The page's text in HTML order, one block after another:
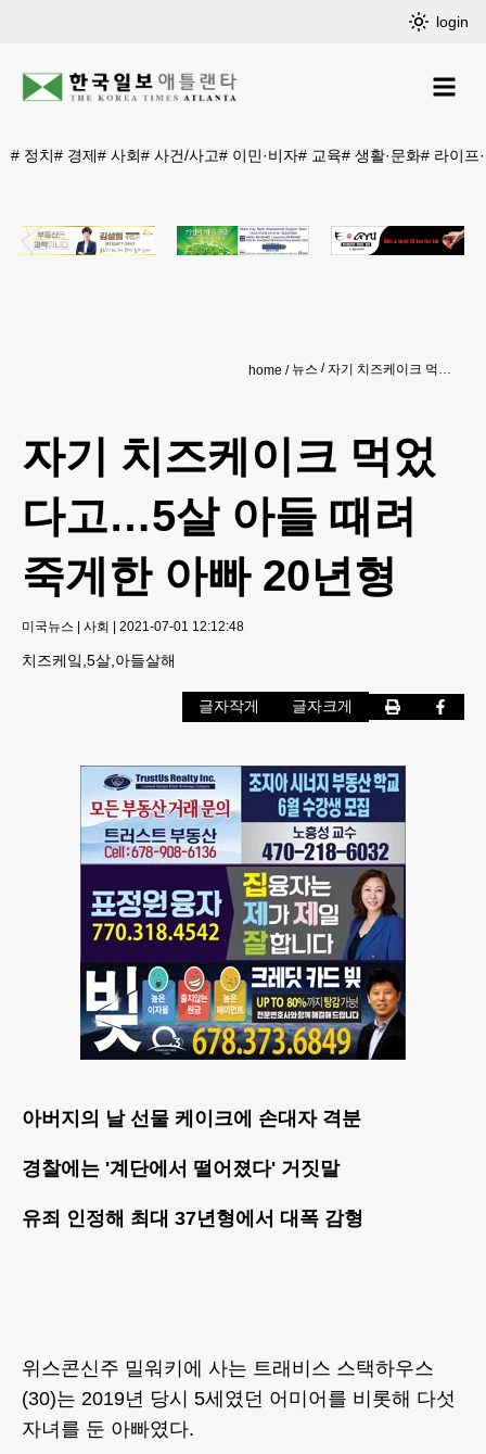
login
# 정치# 경제# 사회# 사건/사고# 이민·비자# 교육# 생활·문화# 라이프
home 뉴스 자기 치즈케이크 먹었다고…5살 아들 때려 죽게한 아빠 20년형
자기 치즈케이크 먹었
다고…5살 아들 때려
죽게한 아빠 20년형
미국뉴스 | 사회 | 2021-07-01 12:12:48
치즈케잌,5살,아들살해
글자작게 글자크게
아버지의 날 선물 케이크에 손대자 격분
경찰에는 '계단에서 떨어졌다' 거짓말
유죄 인정해 최대 37년형에서 대폭 감형
위스콘신주 밀워키에 사는 트래비스 스택하우스
(30)는 2019년 당시 5세였던 어미어를 비롯해 다섯
자녀를 둔 아빠였다.